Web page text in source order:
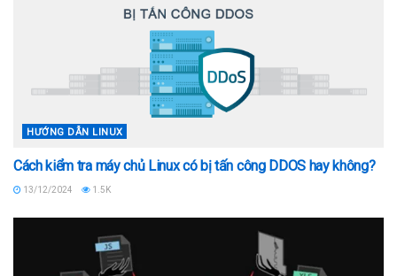
HƯỚNG DẪN LINUX
Cách kiểm tra máy chủ Linux có bị tấn công DDOS hay không?
13/12/2024 1.5K